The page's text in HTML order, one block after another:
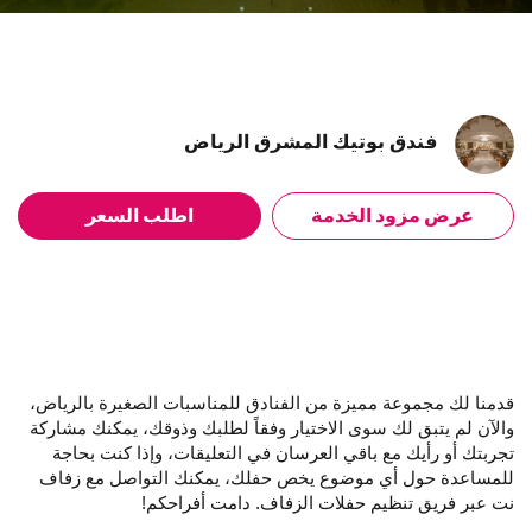
فندق بوتيك المشرق الرياض
عرض مزود الخدمة اطلب السعر
قدمنا لك مجموعة مميزة من الفنادق للمناسبات الصغيرة بالرياض،
والآن لم يتبق لك سوى الاختيار وفقاً لطلبك وذوقك، يمكنك مشاركة
تجربتك أو رأيك مع باقي العرسان في التعليقات، وإذا كنت بحاجة
للمساعدة حول أي موضوع يخص حفلك، يمكنك التواصل مع زفاف
نت عبر فريق تنظيم حفلات الزفاف. دامت أفراحكم!